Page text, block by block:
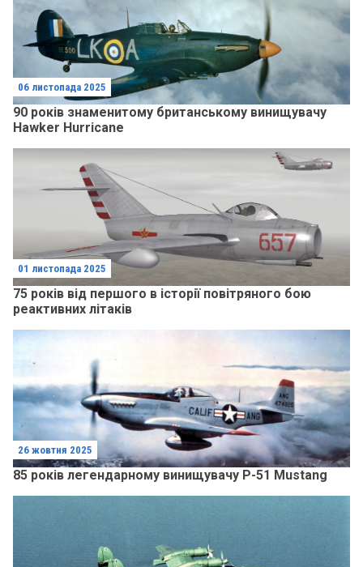
06 листопада 2025
90 років знаменитому британському винищувачу
Hawker Hurricane
01 листопада 2025
75 років від першого в історії повітряного бою
реактивних літаків
26 жовтня 2025
85 років легендарному винищувачу Р-51 Mustang